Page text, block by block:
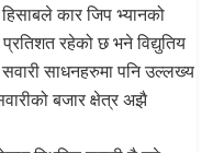
कार जिप भ्यानको
रहेको छ भने विद्युतिय
साधनहरुमा पनि उल्लख्य
बजार क्षेत्र अझै